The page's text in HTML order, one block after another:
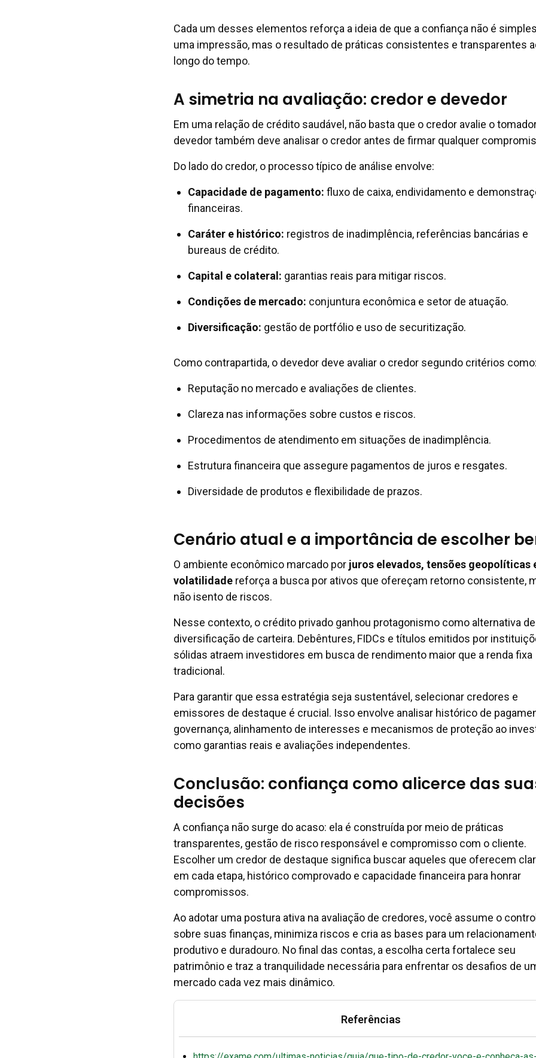
Cada um desses elementos reforça a ideia de que a confiança não é
uma impressão, mas o resultado de práticas consistentes e transparentes
longo do tempo.
A simetria na avaliação: credor e devedor
Em uma relação de crédito saudável, não basta que o credor avalie o
devedor também deve analisar o credor antes de firmar qualquer
Do lado do credor, o processo típico de análise envolve:
Capacidade de pagamento: fluxo de caixa, endividamento e
financeiras.
Caráter e histórico: registros de inadimplência, referências bancárias e
bureaus de crédito.
Capital e colateral: garantias reais para mitigar riscos.
Condições de mercado: conjuntura econômica e setor de atuação.
Diversificação: gestão de portfólio e uso de securitização.
Como contrapartida, o devedor deve avaliar o credor segundo critérios como:
Reputação no mercado e avaliações de clientes.
Clareza nas informações sobre custos e riscos.
Procedimentos de atendimento em situações de inadimplência.
Estrutura financeira que assegure pagamentos de juros e resgates.
Diversidade de produtos e flexibilidade de prazos.
Cenário atual e a importância de escolher
O ambiente econômico marcado por juros elevados, tensões geopolíticas
volatilidade reforça a busca por ativos que ofereçam retorno consistente,
não isento de riscos.
Nesse contexto, o crédito privado ganhou protagonismo como alternativa de
diversificação de carteira. Debêntures, FIDCs e títulos emitidos por
sólidas atraem investidores em busca de rendimento maior que a renda fixa
tradicional.
Para garantir que essa estratégia seja sustentável, selecionar credores e
emissores de destaque é crucial. Isso envolve analisar histórico de
governança, alinhamento de interesses e mecanismos de proteção ao
como garantias reais e avaliações independentes.
Conclusão: confiança como alicerce das
decisões
A confiança não surge do acaso: ela é construída por meio de práticas
transparentes, gestão de risco responsável e compromisso com o cliente.
Escolher um credor de destaque significa buscar aqueles que oferecem
em cada etapa, histórico comprovado e capacidade financeira para honrar
compromissos.
Ao adotar uma postura ativa na avaliação de credores, você assume o
sobre suas finanças, minimiza riscos e cria as bases para um
produtivo e duradouro. No final das contas, a escolha certa fortalece seu
patrimônio e traz a tranquilidade necessária para enfrentar os desafios de
mercado cada vez mais dinâmico.
Referências